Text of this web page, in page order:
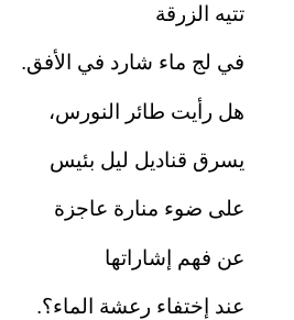
تتيه الزرقة
في لج ماء شارد في الأفق.
هل رأيت طائر النورس،
يسرق قناديل ليل بئيس
على ضوء منارة عاجزة
عن فهم إشاراتها
عند إختفاء رعشة الماء؟.